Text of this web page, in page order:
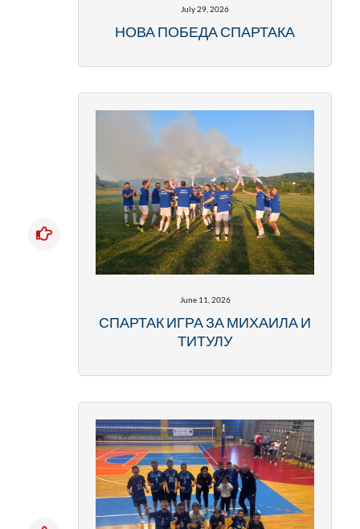
July 29, 2026
НОВА ПОБЕДА СПАРТАКА
June 11, 2026
СПАРТАК ИГРА ЗА МИХАИЛА И
ТИТУЛУ